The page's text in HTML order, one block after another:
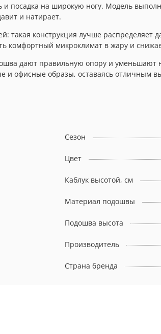
посадка на широкую ногу. Модель
и натирает.
конструкция лучше распределяет
комфортный микроклимат в жару и
дают правильную опору и уменьшают
офисные образы, оставаясь отличным
Сезон
Цвет
Каблук высотой, см
Материал подошвы
Подошва высота
Производитель
Страна бренда